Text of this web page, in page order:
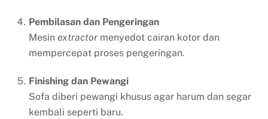
Pembilasan dan Pengeringan
Mesin extractor menyedot cairan kotor dan
mempercepat proses pengeringan.
Finishing dan Pewangi
Sofa diberi pewangi khusus agar harum dan segar
kembali seperti baru.